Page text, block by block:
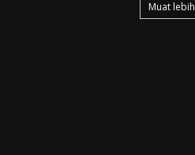
Muat lebih